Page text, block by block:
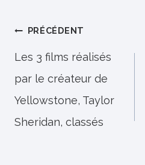
Navigation
de
l’article
PRÉCÉDENT
Les 3 films réalisés
par le créateur de
Yellowstone, Taylor
Sheridan, classés